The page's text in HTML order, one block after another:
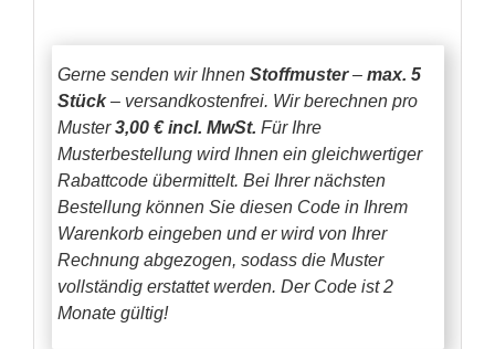
Gerne senden wir Ihnen Stoffmuster– max. 5
Stück– versandkostenfrei. Wir berechnen pro
Muster3,00 € incl. MwSt. Für Ihre
Musterbestellung wird Ihnen ein gleichwertiger
Rabattcode übermittelt. Bei Ihrer nächsten
Bestellung können Sie diesen Code in Ihrem
Warenkorb eingeben und er wird von Ihrer
Rechnung abgezogen, sodass die Muster
vollständig erstattet werden. Der Code ist 2
Monate gültig!